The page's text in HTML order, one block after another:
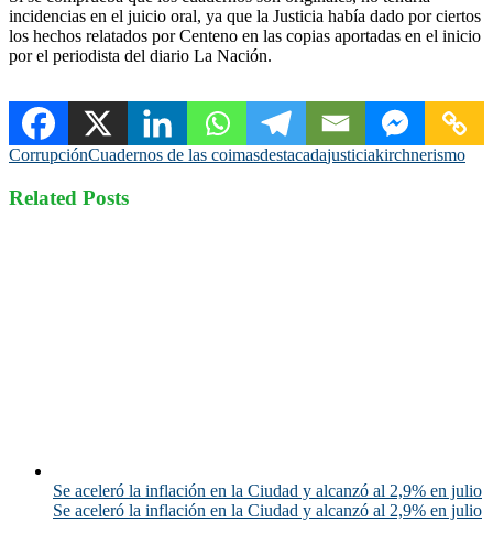
incidencias en el juicio oral, ya que la Justicia había dado por ciertos
los hechos relatados por Centeno en las copias aportadas en el inicio
por el periodista del diario La Nación.
CorrupciónCuadernos de las coimasdestacadajusticiakirchnerismo
Related Posts
Se aceleró la inflación en la Ciudad y alcanzó al 2,9% en julio
Se aceleró la inflación en la Ciudad y alcanzó al 2,9% en julio